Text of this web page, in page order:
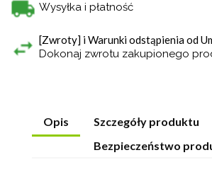
Wysyłka i płatność
[Zwroty] i Warunki odstąpienia od
Dokonaj zwrotu zakupionego
Opis
Szczegóły produktu
Bezpieczeństwo